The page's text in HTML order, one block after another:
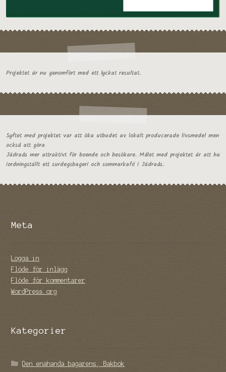
Projektet är nu genomfört med ett lyckat resultat.
Syftet med projektet var att öka utbudet av lokalt producerade livsmedel men
också att göra
Jädraås mer attraktivt för boende och besökare. Målet med projektet är att ha
iordningställt ett surdegsbageri och sommarkafé i Jädraås.
Meta
Logga in
Flöde för inlägg
Flöde för kommentarer
WordPress.org
Kategorier
Den enahanda bagarens, Bakbok